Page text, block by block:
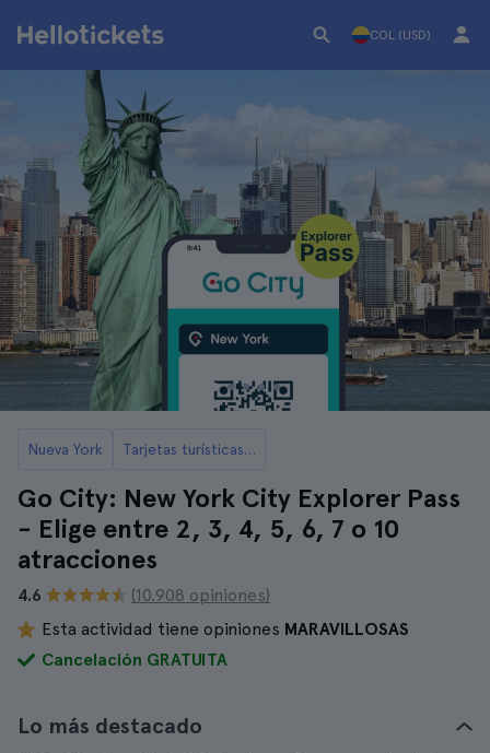
COL (USD)
Nueva York Tarjetas turísticas de Nueva York
Go City: New York City Explorer Pass
- Elige entre 2, 3, 4, 5, 6, 7 o 10
atracciones
4.6
(10.908 opiniones)
Esta actividad tiene opiniones MARAVILLOSAS
Cancelación GRATUITA
Lo más destacado